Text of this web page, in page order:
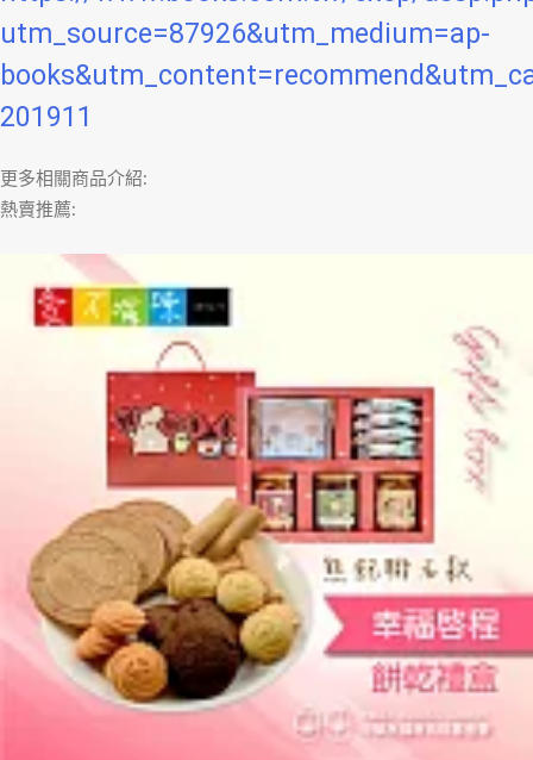
utm_source=87926&utm_medium=ap-
201911
更多相關商品介紹:
熱賣推薦: